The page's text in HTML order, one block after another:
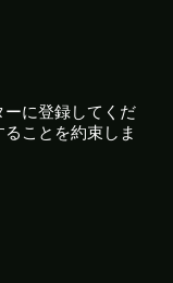
ーに登録してくだ
ことを約束しま